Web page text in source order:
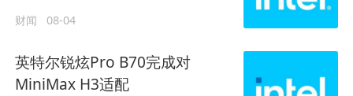
财闻 08-04
英特尔锐炫Pro B70完成对
MiniMax H3适配